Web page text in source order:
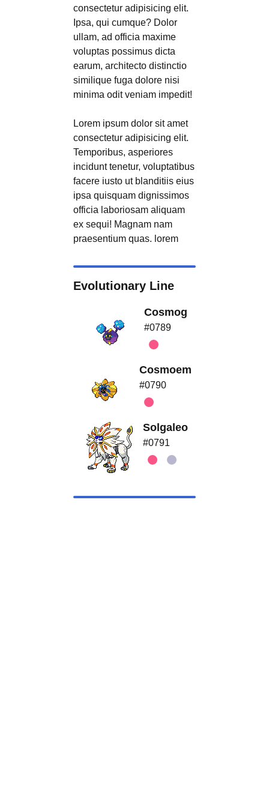
consectetur adipisicing elit.
Ipsa, qui cumque? Dolor
ullam, ad officia maxime
voluptas possimus dicta
earum, architecto distinctio
similique fuga dolore nisi
minima odit veniam impedit!
Lorem ipsum dolor sit amet
consectetur adipisicing elit.
Temporibus, asperiores
incidunt tenetur, voluptatibus
facere iusto ut blanditiis eius
ipsa quisquam dignissimos
officia laboriosam aliquam
ex sequi! Magnam nam
praesentium quas. lorem
Evolutionary Line
Cosmog
#0789
Cosmoem
#0790
Solgaleo
#0791